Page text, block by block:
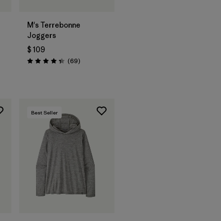
M's Terrebonne
Joggers
$ 109
Valoración: 4.3 / 5
(69Comentarios
)
Best Seller